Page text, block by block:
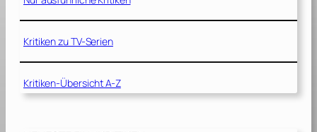
c
t
i
t
y
Kritiken zu TV-Serien
Kritiken-Übersicht A-Z